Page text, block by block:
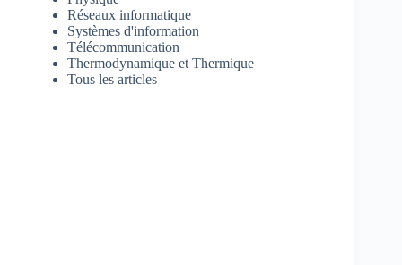
Réseaux informatique
Systèmes d'information
Télécommunication
Thermodynamique et Thermique
Tous les articles